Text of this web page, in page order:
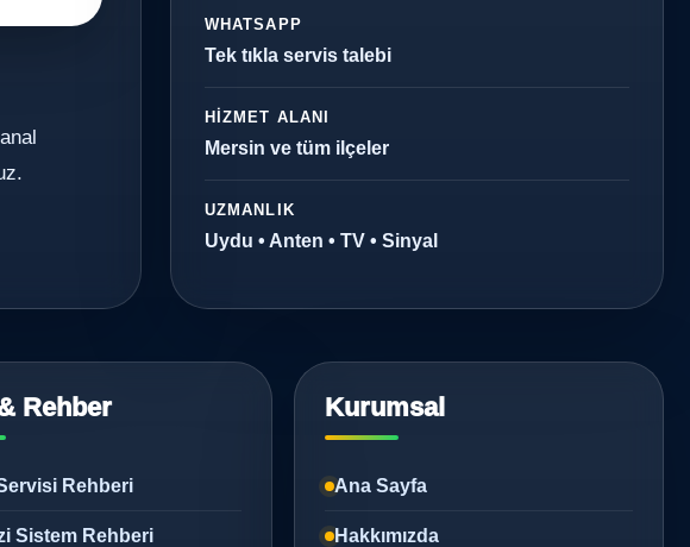
WHATSAPP
Tek tıkla servis talebi
HIZMET ALANI
Mersin ve tüm ilçeler
UZMANLIK
Uydu • Anten • TV • Sinyal
Rehber
Rehberi
Sistem Rehberi
Kurumsal
Ana Sayfa
Hakkımızda